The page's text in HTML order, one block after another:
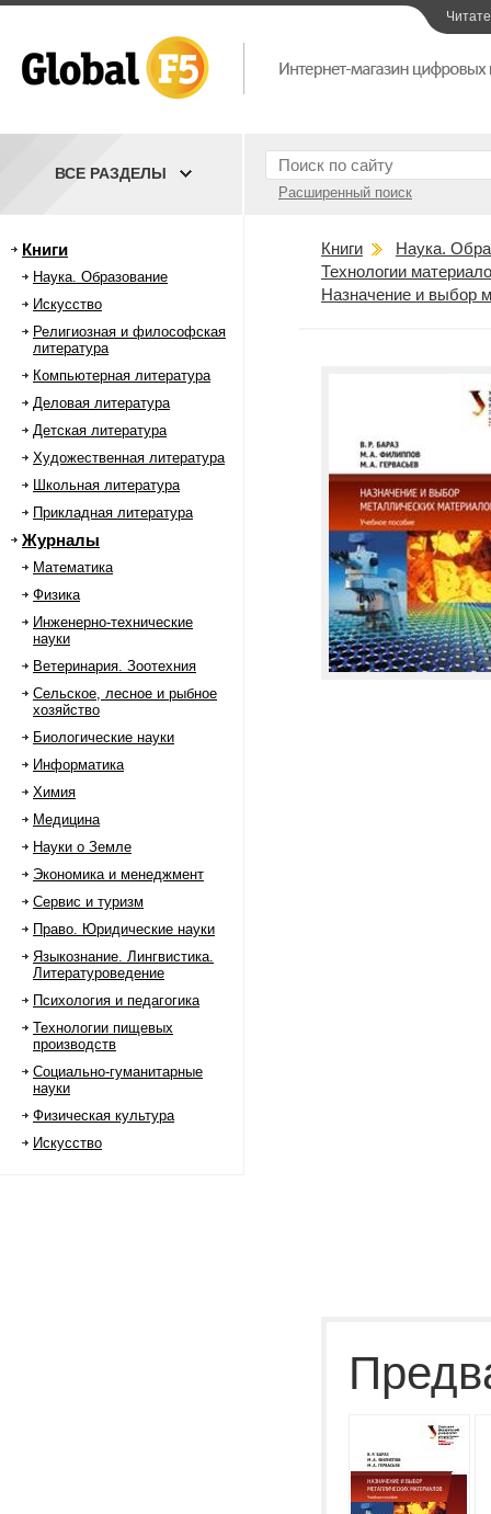
Расширенный поиск
ВСЕ РАЗДЕЛЫ
Книги
Наука. Образование
Искусство
Религиозная и философская
литература
Компьютерная литература
Деловая литература
Детская литература
Художественная литература
Школьная литература
Прикладная литература
Журналы
Математика
Физика
Инженерно-технические
науки
Ветеринария. Зоотехния
Сельское, лесное и рыбное
хозяйство
Биологические науки
Информатика
Химия
Медицина
Науки о Земле
Экономика и менеджмент
Сервис и туризм
Право. Юридические науки
Языкознание. Лингвистика.
Литературоведение
Психология и педагогика
Технологии пищевых
производств
Социально-гуманитарные
науки
Физическая культура
Искусство
Книги
Наука.
Технологии
Назначение и выбор